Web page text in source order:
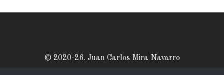
© 2020-26. Juan Carlos Mira Navarro